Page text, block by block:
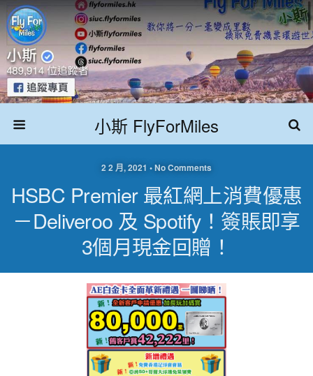
小斯 FlyForMiles
2 2 月, 2021 • No Comments
HSBC Premier 最紅網上消費優惠
－Deliveroo 及 Spotify！簽賬即享
3個月現金回贈！